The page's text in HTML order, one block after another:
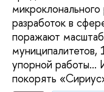
разработок в
поражают
муниципалитетов,
упорной работы…
покорять